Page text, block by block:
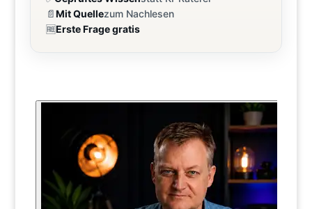
📄Mit Quellezum Nachlesen
🆓Erste Frage gratis